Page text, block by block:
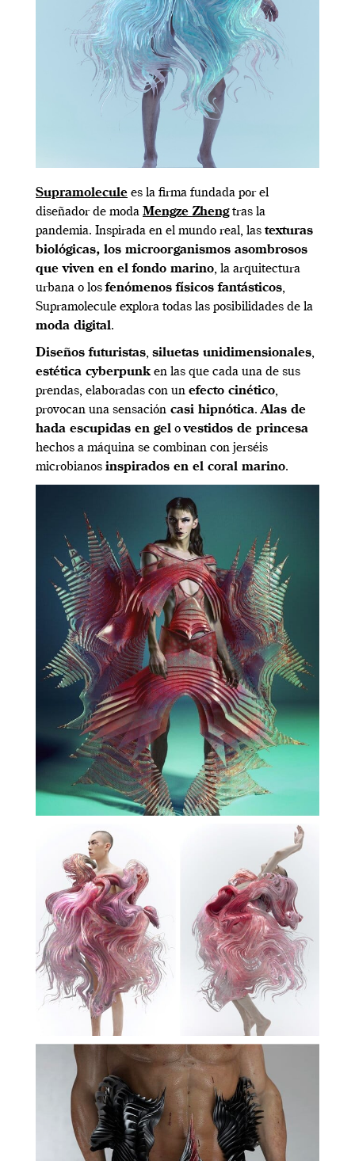
Supramolecule es la firma fundada por el
diseñador de moda Mengze Zhengtras la
pandemia. Inspirada en el mundo real, las texturas
biológicas, los microorganismos asombrosos
que viven en el fondo marino, la arquitectura
urbana o losfenómenos físicos fantásticos,
Supramolecule explora todas las posibilidades de la
moda digital.
Diseños futuristas, siluetas unidimensionales,
estética cyberpunk en las que cada una de sus
prendas, elaboradas con un efecto cinético,
provocan una sensación casi hipnótica.Alas de
hada escupidas en gel ovestidos de princesa
hechos a máquina se combinan con jerséis
microbianos inspirados en el coral marino.